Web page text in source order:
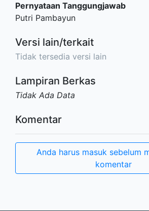
Pernyataan Tanggungjawab
Putri Pambayun
Versi lain/terkait
Tidak tersedia versi lain
Lampiran Berkas
Tidak Ada Data
Komentar
Anda harus masuk sebelum
komentar